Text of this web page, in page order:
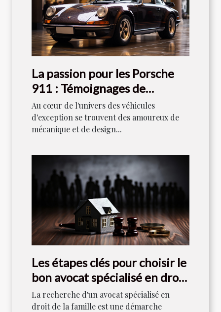
La passion pour les Porsche
911 : Témoignages de
collectionneurs
Au cœur de l'univers des véhicules
d'exception se trouvent des amoureux de
mécanique et de design...
Les étapes clés pour choisir le
bon avocat spécialisé en droit
de la famille
La recherche d'un avocat spécialisé en
droit de la famille est une démarche